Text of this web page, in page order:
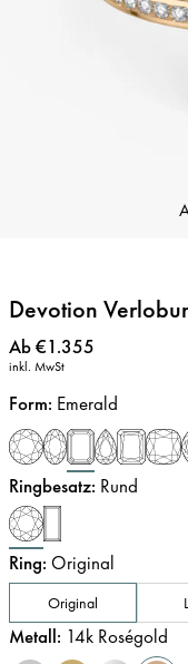
Devotion
Preis:
Ab €1.355
inkl. MwSt
Form: Emerald
Ringbesatz: Rund
Ring: Original
Original
Metall: 14k Roségold